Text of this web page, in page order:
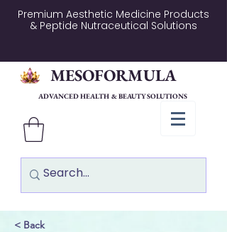
Premium Aesthetic Medicine Products
& Peptide Nutraceutical Solutions
MESOFORMULA
ADVANCED HEALTH & BEAUTY SOLUTIONS
< Back